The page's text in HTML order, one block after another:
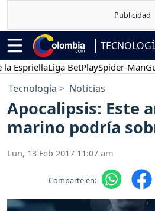
Liga BetPlaySpider-Man
Tecnología Noticias
Apocalipsis: Este
marino podría
Lun, 13 Feb 2017 11:07 am
Comparte en: